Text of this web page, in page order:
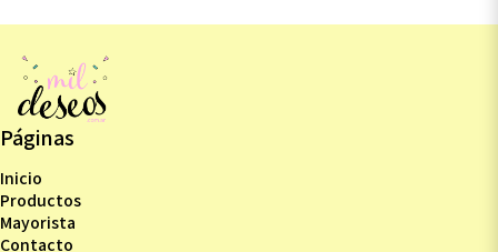
Páginas
Inicio
Productos
Mayorista
Contacto